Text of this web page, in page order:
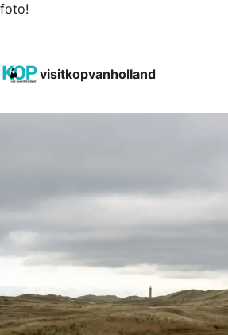
foto!
visitkopvanholland